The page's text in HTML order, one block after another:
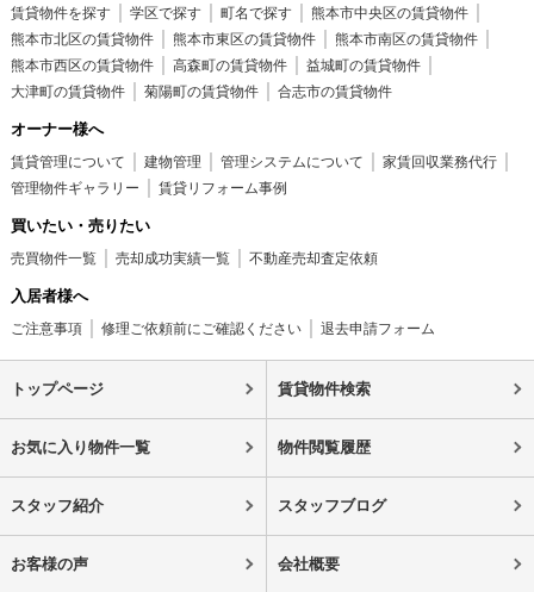
賃貸物件を探す 学区で探す 町名で探す
熊本市中央区の賃貸物件
熊本市北区の賃貸物件
熊本市東区の賃貸物件
熊本市南区の賃貸物件
熊本市西区の賃貸物件
高森町の賃貸物件
益城町の賃貸物件
大津町の賃貸物件
菊陽町の賃貸物件 合志市の賃貸物件
オーナー様へ
賃貸管理について 建物管理 管理システムについて
家賃回収業務代行
管理物件ギャラリー
賃貸リフォーム事例
買いたい・売りたい
売買物件一覧 売却成功実績一覧 不動産売却査定依頼
入居者様へ
ご注意事項 修理ご依頼前にご確認ください 退去申請フォーム
トップページ 賃貸物件検索
お気に入り物件一覧 物件閲覧履歴
スタッフ紹介 スタッフブログ
お客様の声 会社概要